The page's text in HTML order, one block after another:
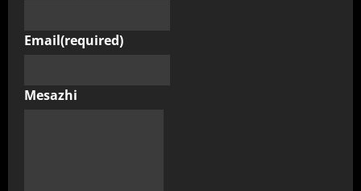
Email(required)
Mesazhi